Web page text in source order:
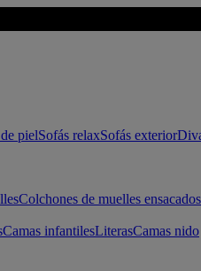
pielSofás relaxSofás exterior
Colchones de muelles ensacados
Camas infantilesLiterasCamas nido